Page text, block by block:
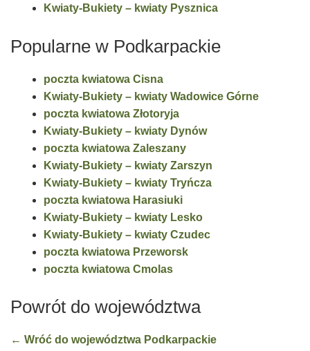
Kwiaty-Bukiety – kwiaty Pysznica
Popularne w Podkarpackie
poczta kwiatowa Cisna
Kwiaty-Bukiety – kwiaty Wadowice Górne
poczta kwiatowa Złotoryja
Kwiaty-Bukiety – kwiaty Dynów
poczta kwiatowa Zaleszany
Kwiaty-Bukiety – kwiaty Zarszyn
Kwiaty-Bukiety – kwiaty Tryńcza
poczta kwiatowa Harasiuki
Kwiaty-Bukiety – kwiaty Lesko
Kwiaty-Bukiety – kwiaty Czudec
poczta kwiatowa Przeworsk
poczta kwiatowa Cmolas
Powrót do województwa
← Wróć do województwa Podkarpackie